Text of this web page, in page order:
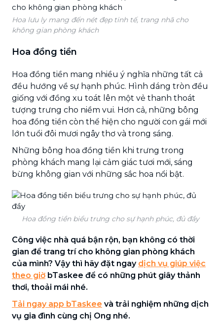
Hoa lưu ly mang đến nét đẹp tinh tế, trang nhã cho
không gian phòng khách
Hoa đồng tiền
Hoa đồng tiền mang nhiều ý nghĩa những tất cả
đều hướng về sự hạnh phúc. Hình dáng tròn đều
giống với đồng xu toát lên một vẻ thanh thoát
tượng trưng cho niềm vui. Hơn cả, những bông
hoa đồng tiền còn thể hiện cho người con gái mới
lớn tuổi đôi mươi ngây thơ và trong sáng.
Những bông hoa đồng tiền khi trưng trong
phòng khách mang lại cảm giác tươi mới, sáng
bừng không gian với những sắc hoa nổi bật.
Hoa đồng tiền biểu trưng cho sự hạnh phúc, đủ đầy
Công việc nhà quá bận rộn, bạn không có thời
gian để trang trí cho không gian phòng khách
của mình? Vậy thì hãy đặt ngay dịch vụ giúp việc
theo giờ bTaskee để có những phút giây thảnh
thơi, thoải mái nhé.
Tải ngay app bTaskee và trải nghiệm những dịch
vụ gia đình cùng chị Ong nhé.